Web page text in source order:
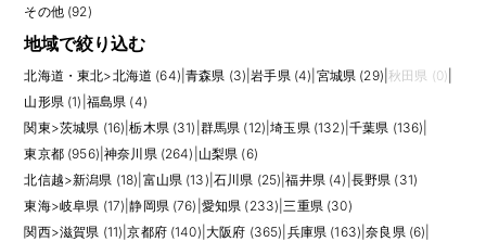
ト、コスメカウンター、ジュエリー店では接客スタイルが大きく変わりま
ことが、長く働くうえで大切です。
販売スタッフの経験は、店長、副店長、エリアマネージャー、VMD、トレ
ーナー、PR、MD、バイヤーなどへのキャリアにもつながります。ブラン
ドの最前線でお客様の反応を直接知る仕事だからこそ、ファッション・コ
スメ業界で長くキャリアを作りたい方にとって重要な入口になります。
地域で絞り込む
北海道・東北>北海道 (64) 青森県 (3) |岩手県 (4) 宮城県 (29) |秋田県 (0)
山形県 (1) 福島県 (4)
関東>茨城県 (16) |栃木県 (31) 群馬県 (12) |埼玉県 (132) 千葉県 (136)
東京都 (956) |神奈川県 (264) 山梨県 (6)
北信越>新潟県 (18) 富山県 (13) 石川県 (25) |福井県 (4) 長野県 (31)
東海>岐阜県 (17) |静岡県 (76) 愛知県 (233) |三重県 (30)
関西>滋賀県 (11) |京都府 (140) 大阪府 (365) 兵庫県 (163) |奈良県 (6)
その他 (92)